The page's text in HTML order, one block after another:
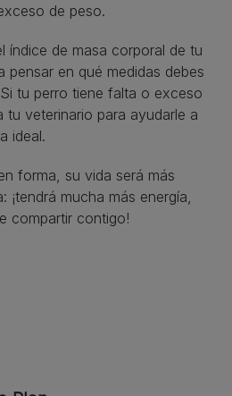
de peso.
índice de masa corporal de tu
pensar en qué medidas debes
tu perro tiene falta o exceso
veterinario para ayudarle a
ideal.
forma, su vida será más
mucha más energía,
compartir contigo!